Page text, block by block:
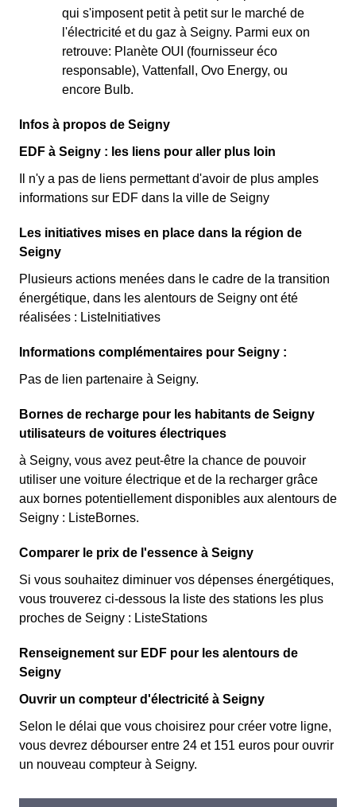
qui s'imposent petit à petit sur le marché de
l'électricité et du gaz à Seigny. Parmi eux on
retrouve: Planète OUI (fournisseur éco
responsable), Vattenfall, Ovo Energy, ou
encore Bulb.
Infos à propos de Seigny
EDF à Seigny : les liens pour aller plus loin
Il n'y a pas de liens permettant d'avoir de plus amples
informations sur EDF dans la ville de Seigny
Les initiatives mises en place dans la région de
Seigny
Plusieurs actions menées dans le cadre de la transition
énergétique, dans les alentours de Seigny ont été
réalisées : ListeInitiatives
Informations complémentaires pour Seigny :
Pas de lien partenaire à Seigny.
Bornes de recharge pour les habitants de Seigny
utilisateurs de voitures électriques
à Seigny, vous avez peut-être la chance de pouvoir
utiliser une voiture électrique et de la recharger grâce
aux bornes potentiellement disponibles aux alentours de
Seigny : ListeBornes.
Comparer le prix de l'essence à Seigny
Si vous souhaitez diminuer vos dépenses énergétiques,
vous trouverez ci-dessous la liste des stations les plus
proches de Seigny : ListeStations
Renseignement sur EDF pour les alentours de
Seigny
Ouvrir un compteur d'électricité à Seigny
Selon le délai que vous choisirez pour créer votre ligne,
vous devrez débourser entre 24 et 151 euros pour ouvrir
un nouveau compteur à Seigny.